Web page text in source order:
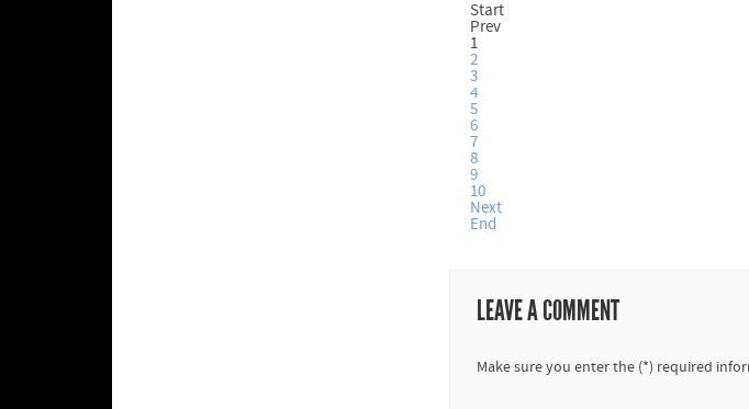
Start
Prev
1
2
3
4
5
6
7
8
9
10
Next
End
LEAVE A COMMENT
Make sure you enter the (*) required